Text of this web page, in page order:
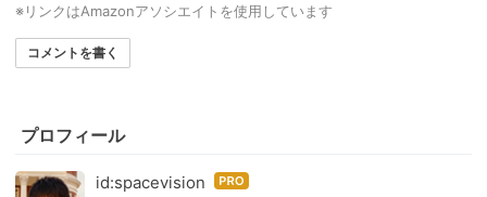
※リンクはAmazonアソシエイトを使用しています
コメントを書く
プロフィール
id:spacevision はて